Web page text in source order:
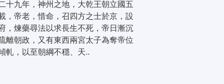
十九年，神州之地，大乾王朝立國五
，帝老，惜命，召四方之士於京，設
，煉藥尋法以求長生不死，帝日漸沉
離朝政，又有東西兩宮太子為奪帝位
軋，以至朝綱不穩、天..